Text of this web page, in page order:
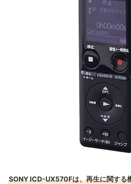
SONY ICD-UX570Fは、再生に関する